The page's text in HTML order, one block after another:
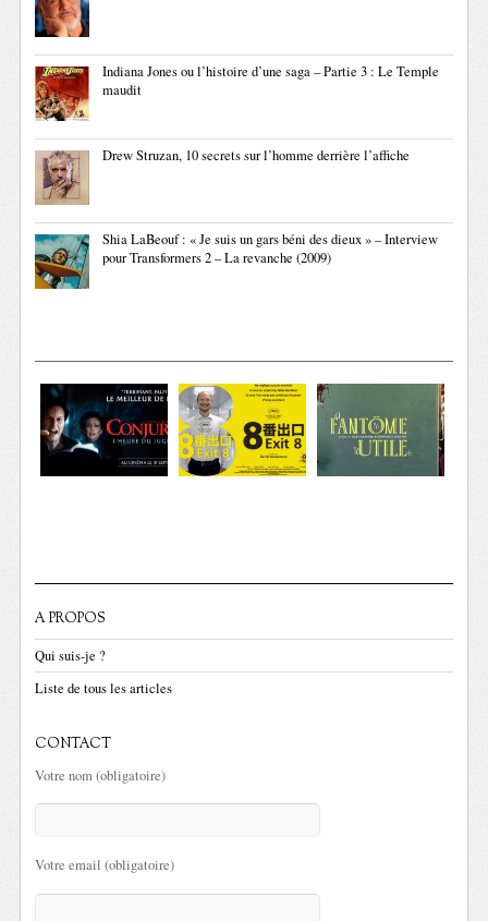
Indiana Jones ou l’histoire d’une saga – Partie 3 : Le Temple
maudit
Drew Struzan, 10 secrets sur l’homme derrière l’affiche
Shia LaBeouf : « Je suis un gars béni des dieux » – Interview
pour Transformers 2 – La revanche (2009)
A PROPOS
Qui suis-je ?
Liste de tous les articles
CONTACT
Votre nom (obligatoire)
Votre email (obligatoire)